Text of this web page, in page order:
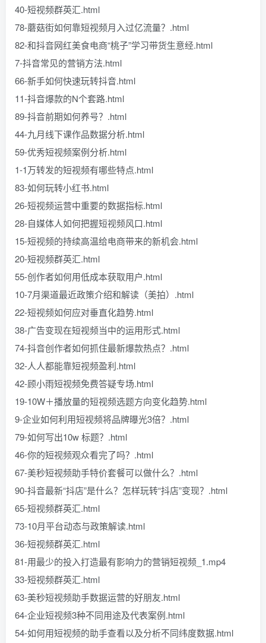
40-短视频群英汇.html
78-蘑菇街如何靠短视频月入过亿流量？.html
82-和抖音网红美食电商“桃子”学习带货生意经.html
7-抖音常见的营销方法.html
66-新手如何快速玩转抖音.html
11-抖音爆款的N个套路.html
89-抖音前期如何养号？.html
44-九月线下课作品数据分析.html
59-优秀短视频案例分析.html
1-1万转发的短视频有哪些特点.html
83-如何玩转小红书.html
26-短视频运营中重要的数据指标.html
28-自媒体人如何把握短视频风口.html
15-短视频的持续高温给电商带来的新机会.html
20-短视频群英汇.html
55-创作者如何用低成本获取用户.html
10-7月渠道最近政策介绍和解读（美拍）.html
22-短视频如何应对垂直化趋势.html
38-广告变现在短视频当中的运用形式.html
74-抖音创作者如何抓住最新爆款热点？.html
32-人人都能靠短视频盈利.html
42-顾小雨短视频免费答疑专场.html
19-10W＋播放量的短视频选题方向变化趋势.html
9-企业如何利用短视频将品牌曝光3倍？.html
79-如何写出10w 标题？.html
46-你的短视频观众看完了吗？.html
67-美秒短视频助手特价套餐可以做什么？.html
90-抖音最新“抖店”是什么？怎样玩转“抖店”变现？.html
65-短视频群英汇.html
73-10月平台动态与政策解读.html
36-短视频群英汇.html
81-用最少的投入打造最有影响力的营销短视频_1.mp4
33-短视频群英汇.html
63-美秒短视频助手数据运营的好朋友.html
64-企业短视频3种不同用途及代表案例.html
54-如何用短视频的助手查看以及分析不同纬度数据.html